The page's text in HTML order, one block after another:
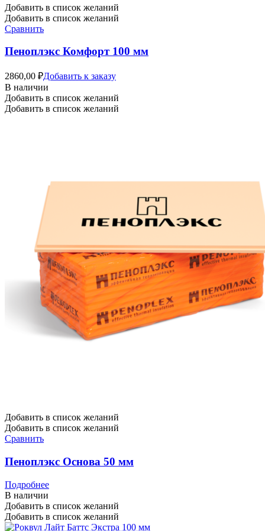
Добавить в список желаний
Добавить в список желаний
Сравнить
Пеноплэкс Комфорт 100 мм
2860,00 ₽Добавить к заказу
В наличии
Добавить в список желаний
Добавить в список желаний
Добавить в список желаний
Добавить в список желаний
Сравнить
Пеноплэкс Основа 50 мм
Подробнее
В наличии
Добавить в список желаний
Добавить в список желаний